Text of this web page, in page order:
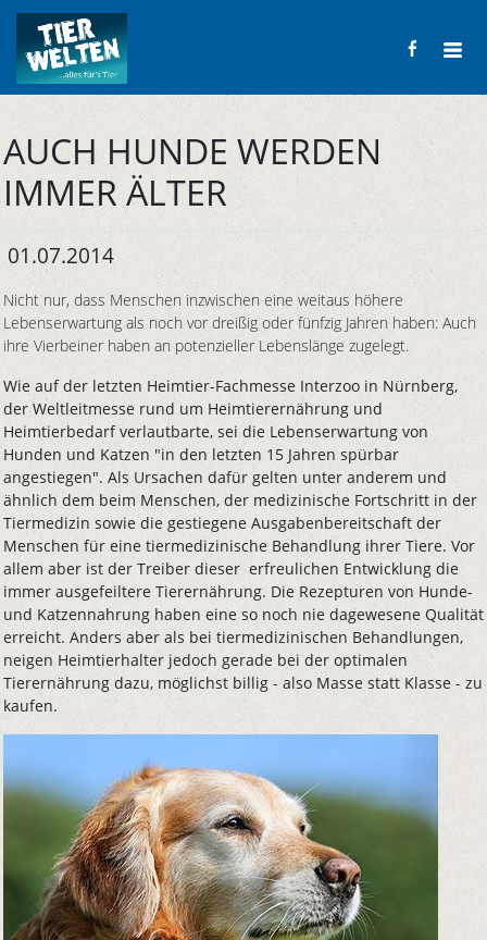
AUCH HUNDE WERDEN
IMMER ÄLTER
01.07.2014
Nicht nur, dass Menschen inzwischen eine weitaus höhere
Lebenserwartung als noch vor dreißig oder fünfzig Jahren haben: Auch
ihre Vierbeiner haben an potenzieller Lebenslänge zugelegt.
Wie auf der letzten Heimtier-Fachmesse Interzoo in Nürnberg,
der Weltleitmesse rund um Heimtierernährung und
Heimtierbedarf verlautbarte, sei die Lebenserwartung von
Hunden und Katzen "in den letzten 15 Jahren spürbar
angestiegen". Als Ursachen dafür gelten unter anderem und
ähnlich dem beim Menschen, der medizinische Fortschritt in der
Tiermedizin sowie die gestiegene Ausgabenbereitschaft der
Menschen für eine tiermedizinische Behandlung ihrer Tiere. Vor
allem aber ist der Treiber dieser erfreulichen Entwicklung die
immer ausgefeiltere Tierernährung. Die Rezepturen von Hunde-
und Katzennahrung haben eine so noch nie dagewesene Qualität
erreicht. Anders aber als bei tiermedizinischen Behandlungen,
neigen Heimtierhalter jedoch gerade bei der optimalen
Tierernährung dazu, möglichst billig - also Masse statt Klasse - zu
kaufen.